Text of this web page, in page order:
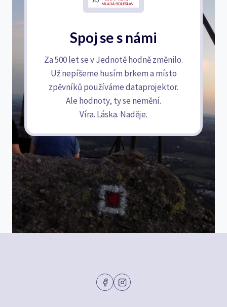
Spoj se s námi
Za 500 let se v Jednotě hodně změnilo.
Už nepíšeme husím brkem a místo
zpěvníků používáme dataprojektor.
Ale hodnoty, ty se nemění.
Víra. Láska. Naděje.